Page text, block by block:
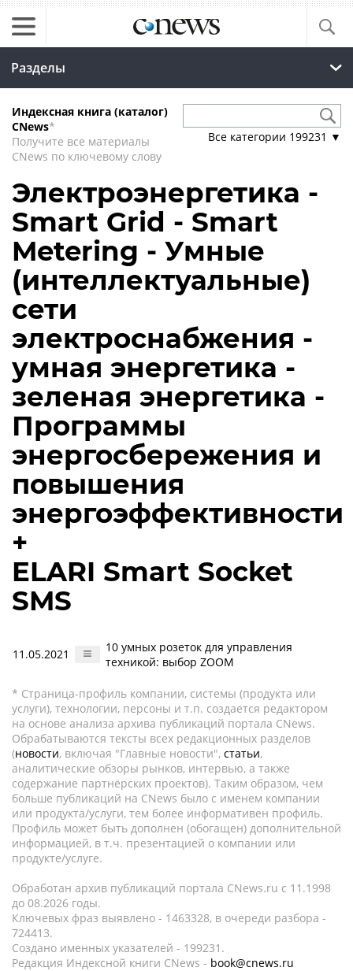
Разделы
Индексная книга (каталог)
CNews*
Получите все материалы
CNews по ключевому слову
Все категории 199231 ▼
Электроэнергетика -
Smart Grid - Smart
Metering - Умные
(интеллектуальные)
сети
электроснабжения -
умная энергетика -
зеленая энергетика -
Программы
энергосбережения и
повышения
энергоэффективности
+
ELARI Smart Socket
SMS
11.05.2021
10 умных розеток для управления
техникой: выбор ZOOM
* Страница-профиль компании, системы (продукта или
услуги), технологии, персоны и т.п. создается редактором
на основе анализа архива публикаций портала CNews.
Обрабатываются тексты всех редакционных разделов
(новости, включая "Главные новости", статьи,
аналитические обзоры рынков, интервью, а также
содержание партнёрских проектов). Таким образом, чем
больше публикаций на CNews было с именем компании
или продукта/услуги, тем более информативен профиль.
Профиль может быть дополнен (обогащен) дополнительной
информацией, в т.ч. презентацией о компании или
продукте/услуге.
Обработан архив публикаций портала CNews.ru c 11.1998
до 08.2026 годы.
Ключевых фраз выявлено - 1463328, в очереди разбора -
724413.
Создано именных указателей - 199231.
Редакция Индексной книги CNews - book@cnews.ru